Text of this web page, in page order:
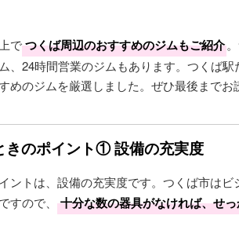
でつくば周辺のおすすめのジムもご紹介
、24時間営業のジムもあります。つくば
めのジムを厳選しました。ぜひ最後までお
きのポイント① 設備の充実度
ントは、設備の充実度です。つくば市は
すので、
十分な数の器具がなければ、せ